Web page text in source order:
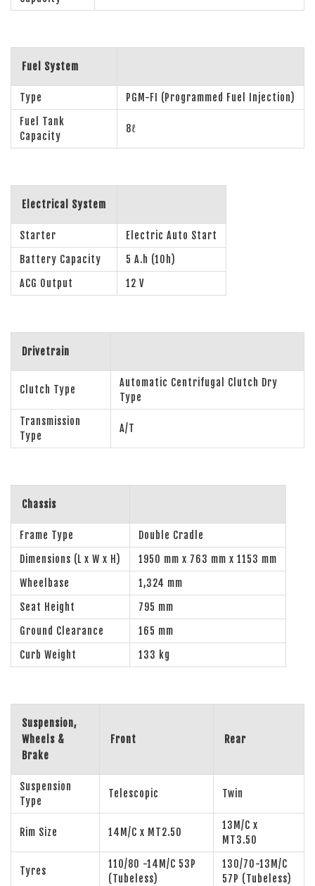
Fuel System
Type
PGM-FI (Programmed Fuel Injection)
Fuel Tank
Capacity
8ℓ
Electrical System
Starter
Electric Auto Start
Battery Capacity
5 A.h (10h)
ACG Output
12 V
Drivetrain
Clutch Type
Automatic Centrifugal Clutch Dry
Type
Transmission
Type
A/T
Chassis
Frame Type
Double Cradle
Dimensions (L x W x H)
1950 mm x 763 mm x 1153 mm
Wheelbase
1,324 mm
Seat Height
795 mm
Ground Clearance
165 mm
Curb Weight
133 kg
Suspension,
Wheels &
Brake
Front Rear
Suspension
Type
Telescopic Twin
Rim Size 14M/C x MT2.50
13M/C x
MT3.50
Tyres
110/80 -14M/C 53P
(Tubeless)
130/70-13M/C
57P (Tubeless)